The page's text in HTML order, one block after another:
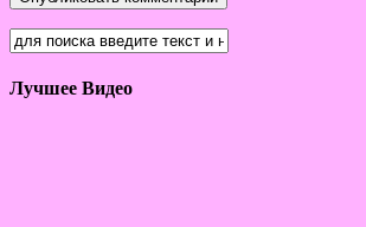
Лучшее Видео